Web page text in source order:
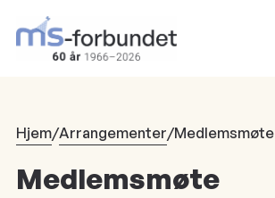
hovedinnhold
Hjem/Arrangementer/Medlemsmøte
Medlemsmøte